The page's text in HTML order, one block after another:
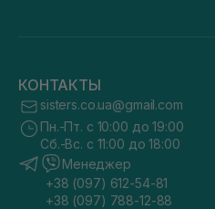
КОНТАКТЫ
sisters.co.ua@gmail.com
Пн.-Пт. с 10:00 до 19:00
Сб.-Вс. с 11:00 до 18:00
Менеджер
+38 (097) 612-54-81
+38 (097) 788-12-88